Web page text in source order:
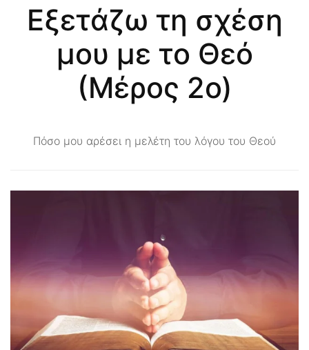
Εξετάζω τη σχέση
μου με το Θεό
(Μέρος 2ο)
Πόσο μου αρέσει η μελέτη του λόγου του Θεού